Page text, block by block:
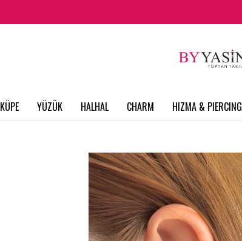
KÜPE YÜZÜK HALHAL CHARM HIZMA & PIERCING